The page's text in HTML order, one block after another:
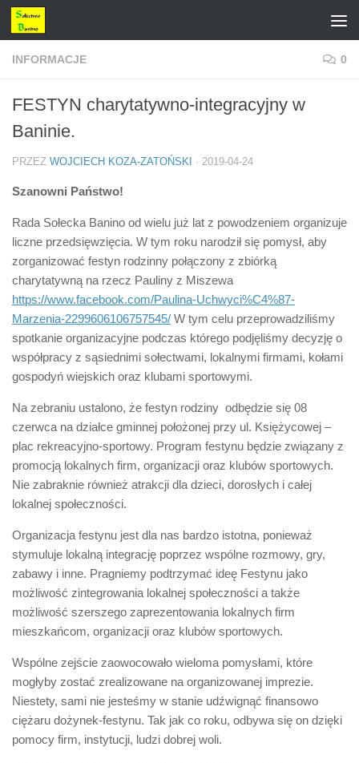
Przejdź do treści
INFORMACJE 0
FESTYN charytatywno-integracyjny w
Baninie.
PRZEZ WOJCIECH KOZA-ZATOŃSKI · 2019-04-24
Szanowni Państwo!
Rada Sołecka Banino od wielu już lat z powodzeniem organizuje
liczne przedsięwzięcia. W tym roku narodził się pomysł, aby
zorganizować festyn rodzinny połączony z zbiórką
charytatywną na rzecz Pauliny z Miszewa
https://www.facebook.com/Paulina-Uchwyci%C4%87-
Marzenia-2299606106757545/ W tym celu przeprowadziliśmy
spotkanie organizacyjne podczas którego podjęliśmy decyzję o
współpracy z sąsiednimi sołectwami, lokalnymi firmami, kołami
gospodyń wiejskich oraz klubami sportowymi.
Na zebraniu ustalono, że festyn rodziny odbędzie się 08
czerwca na działce gminnej położonej przy ul. Księżycowej –
plac rekreacyjno-sportowy. Program festynu będzie związany z
promocją lokalnych firm, organizacji oraz klubów sportowych.
Nie zabraknie również atrakcji dla dzieci, dorosłych i całej
lokalnej społeczności.
Organizacja festynu jest dla nas bardzo istotna, ponieważ
stymuluje lokalną integrację poprzez wspólne rozmowy, gry,
zabawy i inne. Pragniemy podtrzymać ideę Festynu jako
możliwość zintegrowania lokalnej społeczności a także
możliwość szerszego zaprezentowania lokalnych firm
mieszkańcom, organizacji oraz klubów sportowych.
Wspólne zejście zaowocowało wieloma pomysłami, które
mogłyby zostać zrealizowane na organizowanej imprezie.
Niestety, sami nie jesteśmy w stanie udźwignąć finansowo
ciężaru dożynek-festynu. Tak jak co roku, odbywa się on dzięki
pomocy firm, instytucji, ludzi dobrej woli.